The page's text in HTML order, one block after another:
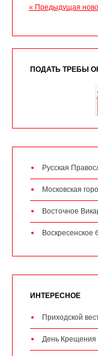
« Предыдущая
ПОДАТЬ ТРЕБЫ
Русская
Московская
Восточное
Воскресенское
ИНТЕРЕСНОЕ
Приходской
День Крещения